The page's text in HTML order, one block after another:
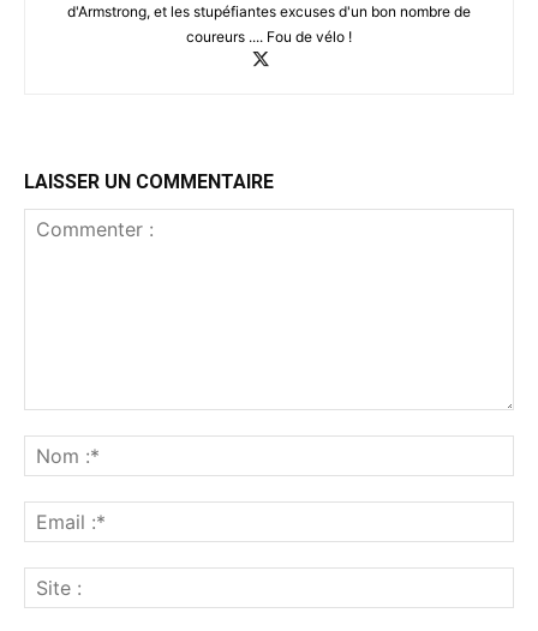
d'Armstrong, et les stupéfiantes excuses d'un bon nombre de
coureurs .... Fou de vélo !
LAISSER UN COMMENTAIRE